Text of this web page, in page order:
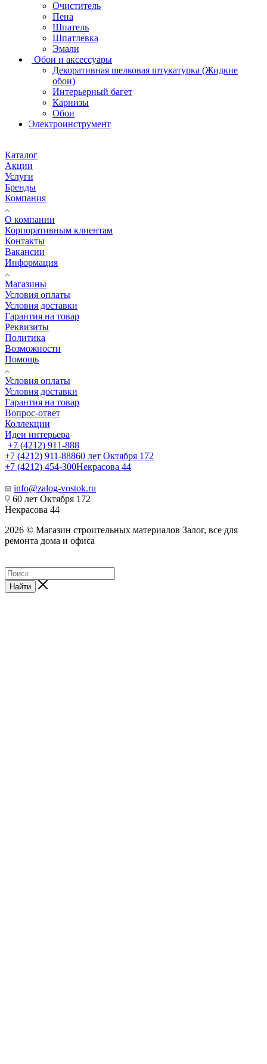
Очиститель
Пена
Шпатель
Шпатлевка
Эмали
Обои и аксессуары
Декоративная шелковая штукатурка (Жидкие
обои)
Интерьерный багет
Карнизы
Обои
Электроинструмент
Каталог
Акции
Услуги
Бренды
Компания
О компании
Корпоративным клиентам
Контакты
Вакансии
Информация
Магазины
Условия оплаты
Условия доставки
Гарантия на товар
Реквизиты
Политика
Возможности
Помощь
Условия оплаты
Условия доставки
Гарантия на товар
Вопрос-ответ
Коллекции
Идеи интерьера
+7 (4212) 911-888
+7 (4212) 911-88860 лет Октября 172
+7 (4212) 454-300Некрасова 44
info@zalog-vostok.ru
60 лет Октября 172
Некрасова 44
2026 © Магазин строительных материалов Залог, все для
ремонта дома и офиса
Найти